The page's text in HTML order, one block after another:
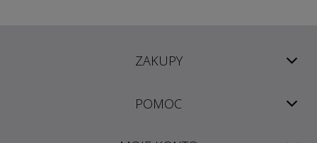
ZAKUPY
POMOC